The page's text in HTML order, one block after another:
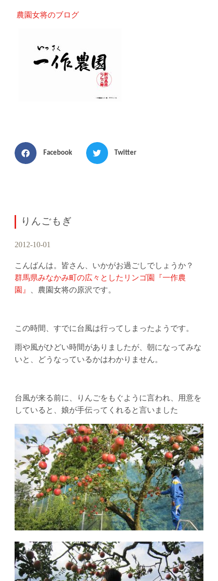
農園女将のブログ
Facebook Twitter
りんごもぎ
2012-10-01
こんばんは。皆さん、いかがお過ごしでしょうか？
群馬県みなかみ町の広々としたリンゴ園『一作農
園』
、農園女将の原沢です。
この時間、すでに台風は行ってしまったようです。
雨や風がひどい時間がありましたが、朝になってみな
いと、どうなっているかはわかりません。
台風が来る前に、りんごをもぐように言われ、用意を
していると、娘が手伝ってくれると言いました